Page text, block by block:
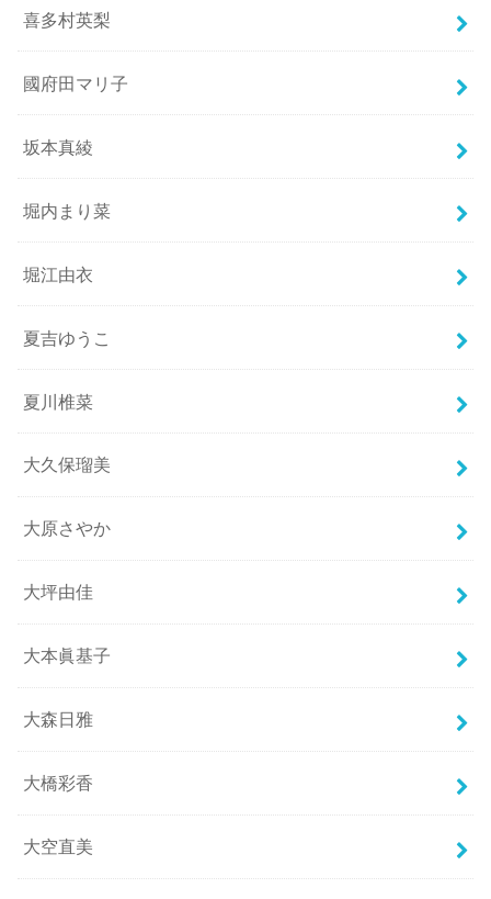
喜多村英梨
國府田マリ子
坂本真綾
堀内まり菜
堀江由衣
夏吉ゆうこ
夏川椎菜
大久保瑠美
大原さやか
大坪由佳
大本眞基子
大森日雅
大橋彩香
大空直美